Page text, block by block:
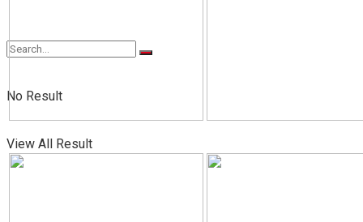
No Result
View All Result